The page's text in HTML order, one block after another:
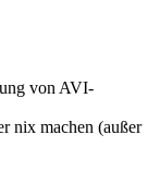
von AVI-
nix machen (außer